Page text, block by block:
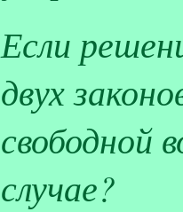
Если
двух
свободной
случае?